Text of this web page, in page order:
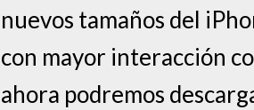
nuevos tamaños del
con mayor interacción
ahora podremos